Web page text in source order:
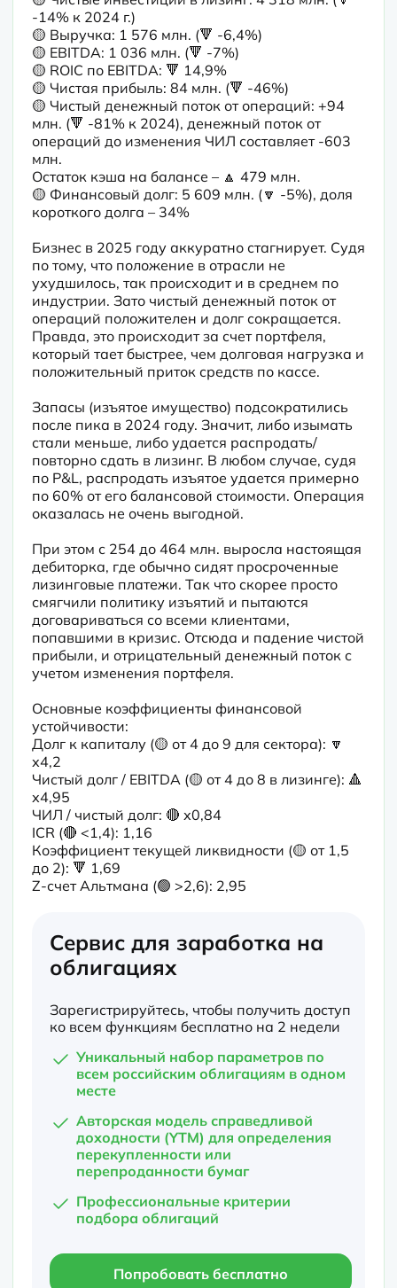
-14% к 2024 г.)
🟡 Выручка: 1 576 млн. (🔻 -6,4%)
🟡 EBITDA: 1 036 млн. (🔻 -7%)
🟡 ROIC по EBITDA: 🔻 14,9%
🟡 Чистая прибыль: 84 млн. (🔻 -46%)
🟡 Чистый денежный поток от операций: +94
млн. (🔻 -81% к 2024), денежный поток от
операций до изменения ЧИЛ составляет -603
млн.
Остаток кэша на балансе – 🔼 479 млн.
🟡 Финансовый долг: 5 609 млн. (🔽 -5%), доля
короткого долга – 34%
Бизнес в 2025 году аккуратно стагнирует. Судя
по тому, что положение в отрасли не
ухудшилось, так происходит и в среднем по
индустрии. Зато чистый денежный поток от
операций положителен и долг сокращается.
Правда, это происходит за счет портфеля,
который тает быстрее, чем долговая нагрузка и
положительный приток средств по кассе.
Запасы (изъятое имущество) подсократились
после пика в 2024 году. Значит, либо изымать
стали меньше, либо удается распродать/
повторно сдать в лизинг. В любом случае, судя
по P&L, распродать изъятое удается примерно
по 60% от его балансовой стоимости. Операция
оказалась не очень выгодной.
При этом с 254 до 464 млн. выросла настоящая
дебиторка, где обычно сидят просроченные
лизинговые платежи. Так что скорее просто
смягчили политику изъятий и пытаются
договариваться со всеми клиентами,
попавшими в кризис. Отсюда и падение чистой
прибыли, и отрицательный денежный поток с
учетом изменения портфеля.
Основные коэффициенты финансовой
устойчивости:
Долг к капиталу (🟡 от 4 до 9 для сектора): 🔽
х4,2
Чистый долг / EBITDA (🟡 от 4 до 8 в лизинге): 🔺
х4,95
ЧИЛ / чистый долг: 🔴 х0,84
ICR (🔴 <1,4): 1,16
Коэффициент текущей ликвидности (🟡 от 1,5
до 2): 🔻 1,69
Z-счет Альтмана (🟢 >2,6): 2,95
Сервис для заработка на
облигациях
Зарегистрируйтесь, чтобы получить доступ
ко всем функциям бесплатно на 2 недели
Уникальный набор параметров по
всем российским облигациям в одном
месте
Авторская модель справедливой
доходности (YTM) для определения
перекупленности или
перепроданности бумаг
Профессиональные критерии
подбора облигаций
Попробовать бесплатно